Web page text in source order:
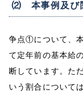
⑵ 本事例及び
争点①について、
て定年前の基本給
断しています。た
いう割合について